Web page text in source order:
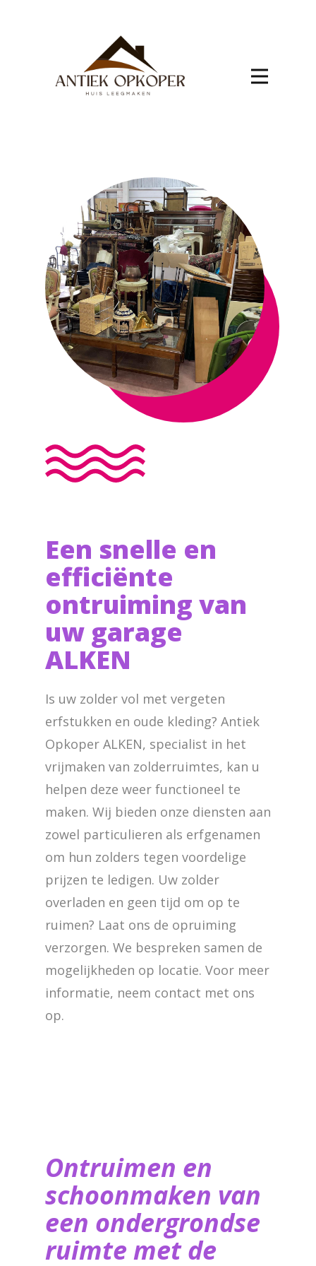
Een snelle en
efficiënte
ontruiming van
uw garage
ALKEN
Is uw zolder vol met vergeten
erfstukken en oude kleding? Antiek
Opkoper ALKEN, specialist in het
vrijmaken van zolderruimtes, kan u
helpen deze weer functioneel te
maken. Wij bieden onze diensten aan
zowel particulieren als erfgenamen
om hun zolders tegen voordelige
prijzen te ledigen. Uw zolder
overladen en geen tijd om op te
ruimen? Laat ons de opruiming
verzorgen. We bespreken samen de
mogelijkheden op locatie. Voor meer
informatie, neem contact met ons
op.
Ontruimen en
schoonmaken van
een ondergrondse
ruimte met de